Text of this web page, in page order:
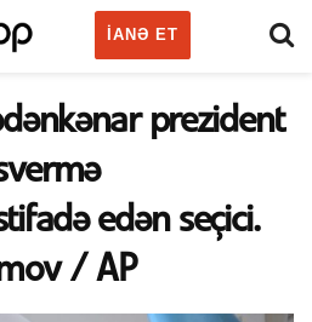
IANƏ ET
prezident
edən seçici.
/ AP